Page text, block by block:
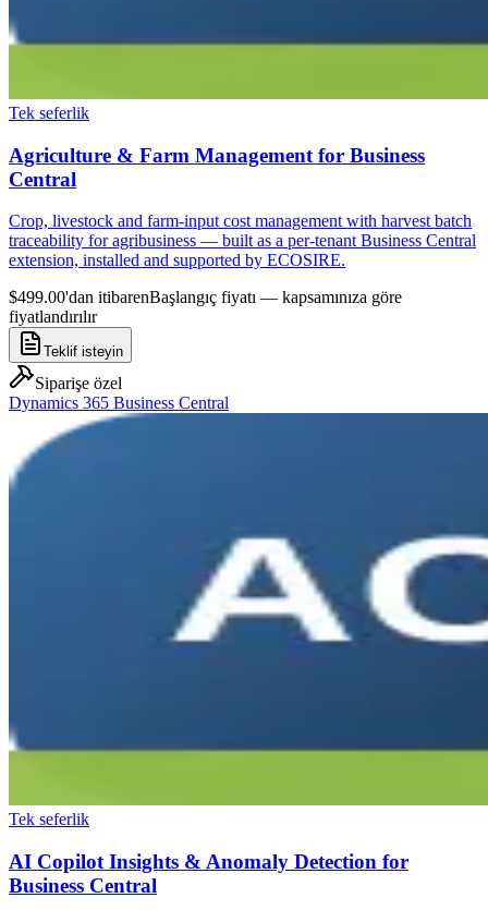
Tek seferlik
Agriculture & Farm Management for Business
Central
Crop, livestock and farm-input cost management with harvest batch
traceability for agribusiness — built as a per-tenant Business Central
extension, installed and supported by ECOSIRE.
$499.00'dan itibarenBaşlangıç fiyatı — kapsamınıza göre
fiyatlandırılır
Teklif isteyin
Siparişe özel
Dynamics 365 Business Central
Tek seferlik
AI Copilot Insights & Anomaly Detection for
Business Central